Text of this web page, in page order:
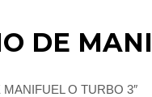
DE
O TURBO 3″